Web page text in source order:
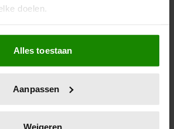
doelen.
we ook graag:
over uw geografische
paar meter nauwkeurig kan zijn
eigenschappen (fingerprinting)
voorkeuren in het
Alles toestaan
Aanpassen
Weigeren